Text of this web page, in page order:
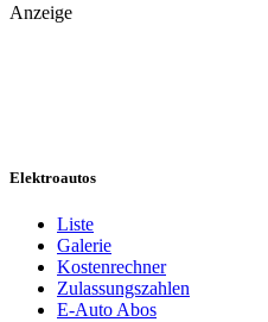
Anzeige
Elektroautos
Liste
Galerie
Kostenrechner
Zulassungszahlen
E-Auto Abos